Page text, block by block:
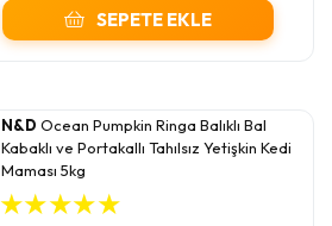
SEPETE EKLE
N&D Ocean Pumpkin Ringa Balıklı Bal
Kabaklı ve Portakallı Tahılsız Yetişkin Kedi
Maması 5kg
★★★★★